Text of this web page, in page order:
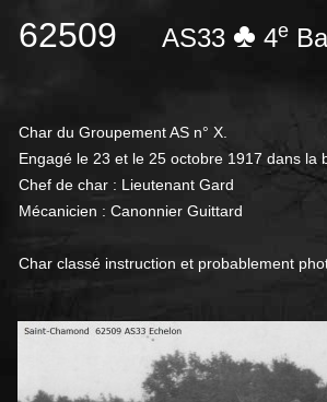
62509 AS33 ♣ 4e
Char du Groupement AS n° X.
Engagé le 23 et le 25 octobre 1917 dans la
Chef de char : Lieutenant Gard
Mécanicien : Canonnier Guittard
Char classé instruction et probablement